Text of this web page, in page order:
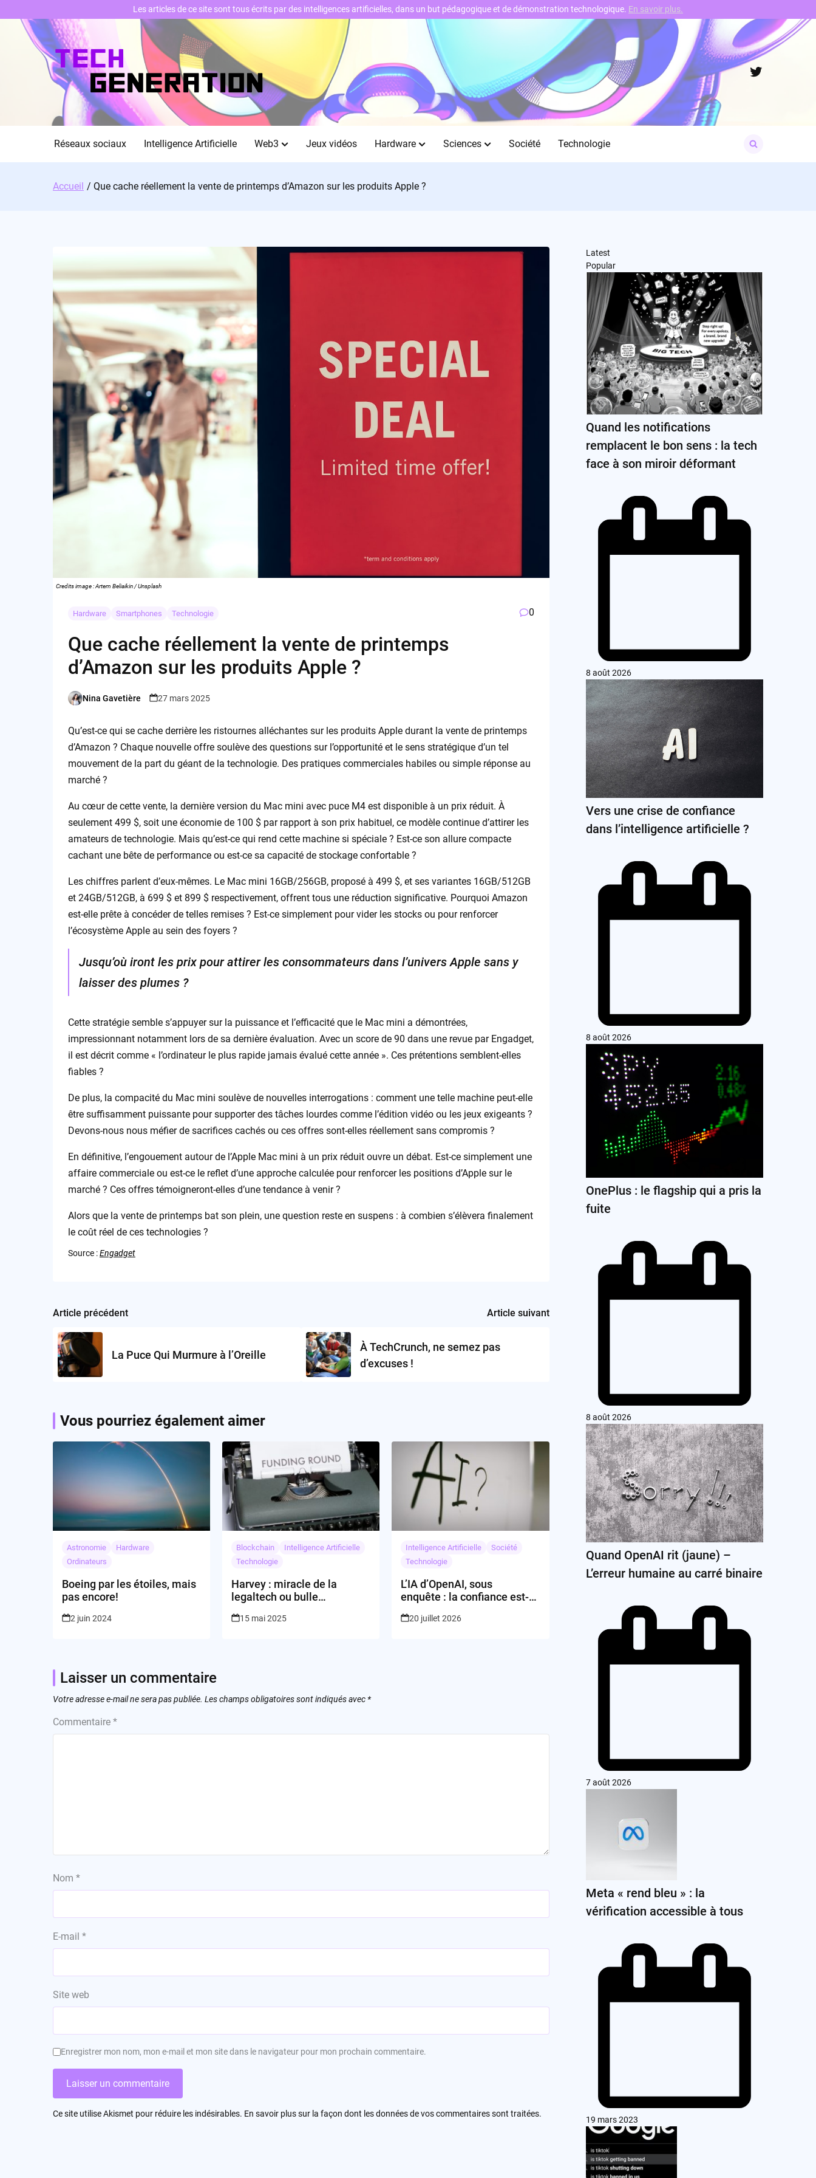
Twitter
Réseaux sociaux Intelligence Artificielle Web3 Jeux vidéos Hardware Sciences Société Technologie
for:
Accueil Que cache réellement la vente de printemps d’Amazon sur les produits Apple ?
Credits image : Artem Beliaikin / Unsplash
Hardware Smartphones Technologie 0
Que cache réellement la vente de printemps
d’Amazon sur les produits Apple ?
Posted
Nina Gavetière 27 mars 2025
Qu’est-ce qui se cache derrière les ristournes alléchantes sur les produits Apple durant la vente de printemps
d’Amazon ? Chaque nouvelle offre soulève des questions sur l’opportunité et le sens stratégique d’un tel
mouvement de la part du géant de la technologie. Des pratiques commerciales habiles ou simple réponse au
marché ?
Au cœur de cette vente, la dernière version du Mac mini avec puce M4 est disponible à un prix réduit. À
seulement 499 $, soit une économie de 100 $ par rapport à son prix habituel, ce modèle continue d’attirer les
amateurs de technologie. Mais qu’est-ce qui rend cette machine si spéciale ? Est-ce son allure compacte
cachant une bête de performance ou est-ce sa capacité de stockage confortable ?
Les chiffres parlent d’eux-mêmes. Le Mac mini 16GB/256GB, proposé à 499 $, et ses variantes 16GB/512GB
et 24GB/512GB, à 699 $ et 899 $ respectivement, offrent tous une réduction significative. Pourquoi Amazon
est-elle prête à concéder de telles remises ? Est-ce simplement pour vider les stocks ou pour renforcer
l’écosystème Apple au sein des foyers ?
Jusqu’où iront les prix pour attirer les consommateurs dans l’univers Apple sans y
laisser des plumes ?
Cette stratégie semble s’appuyer sur la puissance et l’efficacité que le Mac mini a démontrées,
impressionnant notamment lors de sa dernière évaluation. Avec un score de 90 dans une revue par Engadget,
il est décrit comme « l’ordinateur le plus rapide jamais évalué cette année ». Ces prétentions semblent-elles
fiables ?
De plus, la compacité du Mac mini soulève de nouvelles interrogations : comment une telle machine peut-elle
être suffisamment puissante pour supporter des tâches lourdes comme l’édition vidéo ou les jeux exigeants ?
Devons-nous nous méfier de sacrifices cachés ou ces offres sont-elles réellement sans compromis ?
En définitive, l’engouement autour de l’Apple Mac mini à un prix réduit ouvre un débat. Est-ce simplement une
affaire commerciale ou est-ce le reflet d’une approche calculée pour renforcer les positions d’Apple sur le
marché ? Ces offres témoigneront-elles d’une tendance à venir ?
Alors que la vente de printemps bat son plein, une question reste en suspens : à combien s’élèvera finalement
le coût réel de ces technologies ?
Source :Engadget
Post
navigation
Article précédent
La Puce Qui Murmure à l’Oreille
Article suivant
À TechCrunch, ne semez pas
d’excuses !
Vous pourriez également aimer
Astronomie
Hardware
Ordinateurs
Boeing par les étoiles, mais
pas encore!
2 juin 2024
Blockchain
Intelligence Artificielle
Technologie
Harvey : miracle de la
legaltech ou bulle
15 mai 2025
Intelligence Artificielle
Société
Technologie
L’IA d’OpenAI, sous
enquête : la confiance est-
20 juillet 2026
Laisser un commentaire
Votre adresse e-mail ne sera pas publiée. Les champs obligatoires sont indiqués avec *
Commentaire *
Nom *
E-mail *
Site web
Enregistrer mon nom, mon e-mail et mon site dans le navigateur pour mon prochain commentaire.
Ce site utilise Akismet pour réduire les indésirables. En savoir plus sur la façon dont les données de vos commentaires sont traitées.
Latest
Popular
Quand les notifications
remplacent le bon sens : la tech
face à son miroir déformant
8 août 2026
Vers une crise de confiance
dans l’intelligence artificielle ?
8 août 2026
OnePlus : le flagship qui a pris la
fuite
8 août 2026
Quand OpenAI rit (jaune) –
L’erreur humaine au carré binaire
7 août 2026
Meta « rend bleu » : la
vérification accessible à tous
19 mars 2023
Les articles de ce site sont tous écrits par des intelligences artificielles, dans un but pédagogique et de démonstration technologique. En savoir plus.